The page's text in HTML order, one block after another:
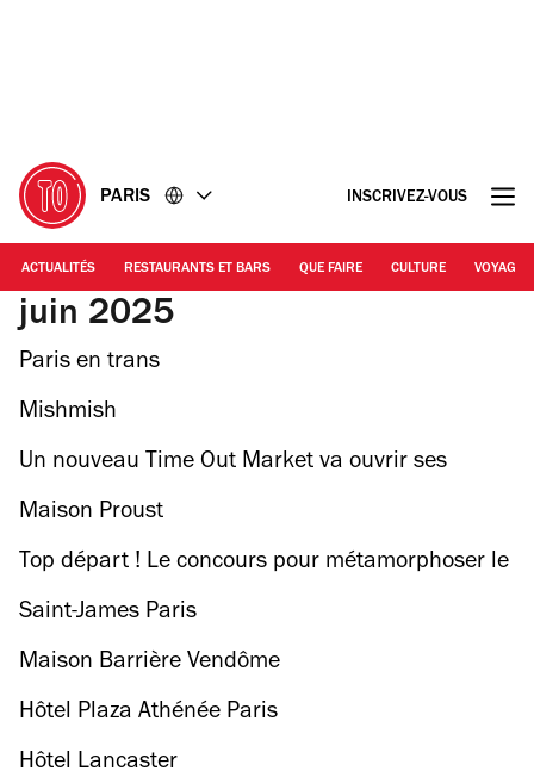
PARIS INSCRIVEZ-VOUS
ACTUALITÉS RESTAURANTS ET BARS QUE FAIRE CULTURE VOYAGE
juin 2025
Paris en trans
Mishmish
Un nouveau Time Out Market va ouvrir ses
portes
Maison Proust
Top départ ! Le concours pour métamorphoser le
Louvre est lancé
Saint-James Paris
Maison Barrière Vendôme
Hôtel Plaza Athénée Paris
Hôtel Lancaster